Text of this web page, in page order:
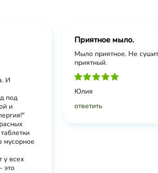
И
под
и
мусорное
у всех
это
Приятное мыло.
Мыло приятное. Не
приятный.
Юлия
ответить